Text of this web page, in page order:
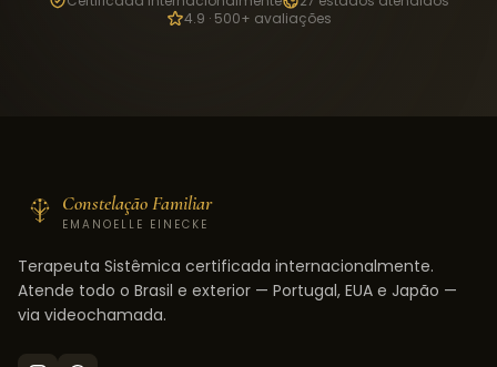
4.9 · 500+ avaliações
Constelação Familiar
EMANOELLE EINECKE
Terapeuta Sistêmica certificada internacionalmente.
Atende todo o Brasil e exterior — Portugal, EUA e Japão —
via videochamada.